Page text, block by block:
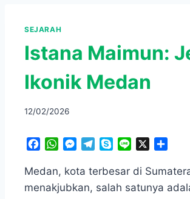
SEJARAH
Istana Maimun:
Ikonik Medan
12/02/2026
c
e
W
a
t
M
s
s
l
e
y
p
n
e
a
r
Medan, kota terbesar di
menakjubkan, salah satunya